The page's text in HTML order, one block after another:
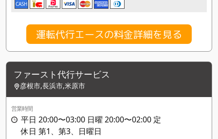
CASH
運転代行エースの料金詳細を見る
ファースト代行サービス
彦根市,長浜市,米原市
営業時間
平日 20:00〜03:00 日曜 20:00〜02:00 定
休日 第1、第3、日曜日